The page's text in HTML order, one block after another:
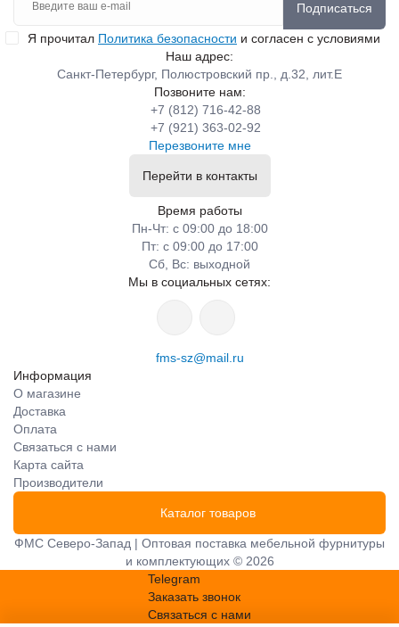
Подписаться
Я прочитал Политика безопасности и согласен с условиями
Наш адрес:
Санкт-Петербург, Полюстровский пр., д.32, лит.Е
Позвоните нам:
+7 (812) 716-42-88
+7 (921) 363-02-92
Перезвоните мне
Перейти в контакты
Время работы
Пн-Чт: с 09:00 до 18:00
Пт: с 09:00 до 17:00
Сб, Вс: выходной
Мы в социальных сетях:
fms-sz@mail.ru
Информация
О магазине
Доставка
Оплата
Связаться с нами
Карта сайта
Производители
Каталог товаров
ФМС Северо-Запад | Оптовая поставка мебельной фурнитуры
и комплектующих © 2026
Telegram
Заказать звонок
Связаться с нами